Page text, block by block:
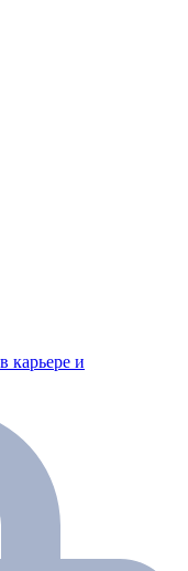
карьере и